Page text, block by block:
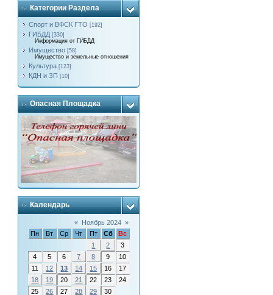
Категории Раздела
Спорт и ВФСК ГТО [192]
ГИБДД [330]
Информация от ГИБДД
Имущество [58]
Имущество и земельные отношения
Культура [123]
КДН и ЗП [10]
Опасная Площадка
Календарь
« Ноябрь 2024 »
Пн
Вт Ср Чт Пт Сб
Вс
1
2
3
4
5 6 7 8 9
10
11
12 13 14 15 16
17
18
19 20 21 22 23
24
25
26 27 28 29 30